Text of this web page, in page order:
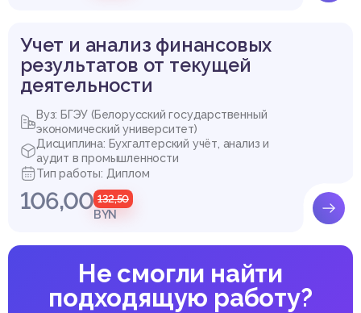
Учет и анализ финансовых
результатов от текущей
деятельности
Вуз: БГЭУ (Белорусский государственный
экономический университет)
Дисциплина: Бухгалтерский учёт, анализ и
аудит в промышленности
Тип работы: Диплом
106,00 132,50
BYN
Не смогли найти
подходящую работу?